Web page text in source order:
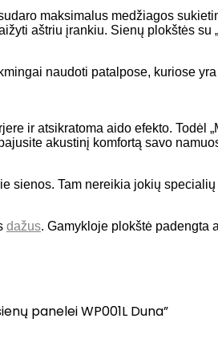
maksimalus medžiagos
aštriu įrankiu. Sienų plokštės
naudoti patalpose, kuriose
ir atsikratoma aido efekto. Todėl
akustinį komfortą savo
sienos. Tam nereikia jokių
dažus. Gamykloje plokštė padengta
panelei WP001L Duna”